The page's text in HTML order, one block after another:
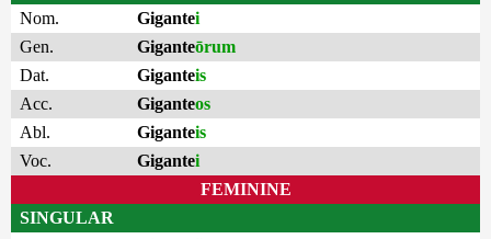
Nom.
Gigantei
Gen.
Giganteōrum
Dat.
Giganteis
Acc.
Giganteos
Abl.
Giganteis
Voc.
Gigantei
FEMININE
SINGULAR